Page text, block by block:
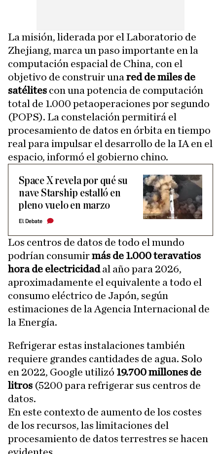
La misión, liderada por el Laboratorio de
Zhejiang, marca un paso importante en la
computación espacial de China, con el
objetivo de construir una red de miles de
satélites con una potencia de computación
total de 1.000 petaoperaciones por segundo
(POPS). La constelación permitirá el
procesamiento de datos en órbita en tiempo
real para impulsar el desarrollo de la IA en el
espacio, informó el gobierno chino.
Space X revela por qué su
nave Starship estalló en
pleno vuelo en marzo
El Debate
Los centros de datos de todo el mundo
podrían consumirmás de 1.000 teravatios
hora de electricidadal año para 2026,
aproximadamente el equivalente a todo el
consumo eléctrico de Japón, según
estimaciones de la Agencia Internacional de
la Energía.
Refrigerar estas instalaciones también
requiere grandes cantidades de agua. Solo
en 2022, Google utilizó 19.700 millones de
litros (5200 para refrigerar sus centros de
datos.
En este contexto de aumento de los costes
de los recursos, las limitaciones del
procesamiento de datos terrestres se hacen